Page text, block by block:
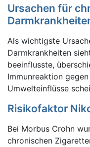
Ursachen für
Als wichtigste
Darmkrankheiten
beeinflusste,
Immunreaktion
Umwelteinflüsse
Risikofaktor
Bei Morbus Crohn
chronischen